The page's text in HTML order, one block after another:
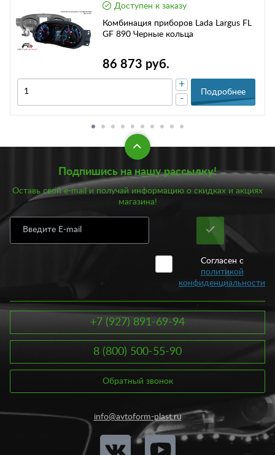
Доступен к заказу
Комбинация приборов Lada Largus FL
GF 890 Черные кольца
86 873 руб.
-
+
Подробнее
Подпишись на нашу рассылку!
Оставь свой e-mail и получай информацию о скидках и акциях
магазина!
Согласен с
политикой
конфиденциальности
+7 (927) 891-69-94
8 (800) 500-55-90
Обратный звонок
info@avtoform-plast.ru